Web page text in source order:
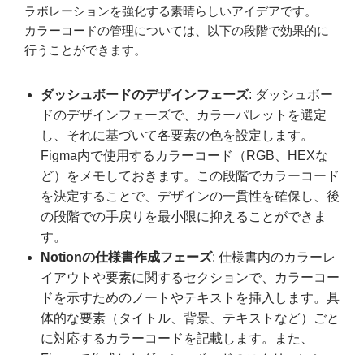
ラボレーションを強化する素晴らしいアイデアです。
カラーコードの管理については、以下の段階で効果的に
行うことができます。
ダッシュボードのデザインフェーズ: ダッシュボー
ドのデザインフェーズで、カラーパレットを選定
し、それに基づいて各要素の色を設定します。
Figma内で使用するカラーコード（RGB、HEXな
ど）をメモしておきます。この段階でカラーコード
を決定することで、デザインの一貫性を確保し、後
の段階での手戻りを最小限に抑えることができま
す。
Notionの仕様書作成フェーズ: 仕様書内のカラーレ
イアウトや要素に関するセクションで、カラーコー
ドを示すためのノートやテキストを挿入します。具
体的な要素（タイトル、背景、テキストなど）ごと
に対応するカラーコードを記載します。また、